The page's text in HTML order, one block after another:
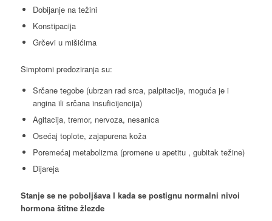
Dobijanje na težini
Konstipacija
Grčevi u mišićima
Simptomi predoziranja su:
Srčane tegobe (ubrzan rad srca, palpitacije, moguća je i
angina ili srčana insuficijencija)
Agitacija, tremor, nervoza, nesanica
Osećaj toplote, zajapurena koža
Poremećaj metabolizma (promene u apetitu , gubitak težine)
Dijareja
Stanje se ne poboljšava I kada se postignu normalni nivoi
hormona štitne žlezde